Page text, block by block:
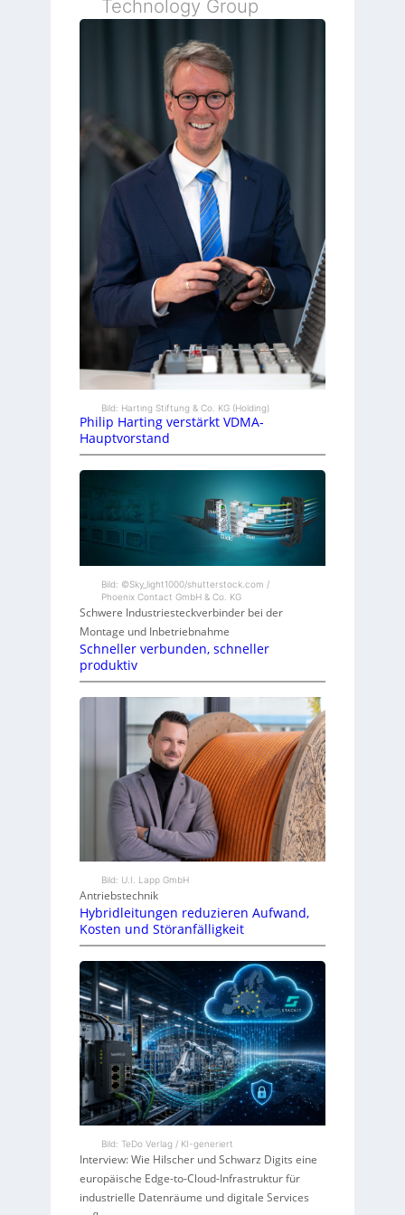
Technology Group
Bild: Harting Stiftung & Co. KG (Holding)
Philip Harting verstärkt VDMA-
Hauptvorstand
Bild: ©Sky_light1000/shutterstock.com /
Phoenix Contact GmbH & Co. KG
Schwere Industriesteckverbinder bei der
Montage und Inbetriebnahme
Schneller verbunden, schneller
produktiv
Bild: U.I. Lapp GmbH
Antriebstechnik
Hybridleitungen reduzieren Aufwand,
Kosten und Störanfälligkeit
Bild: TeDo Verlag / KI-generiert
Interview: Wie Hilscher und Schwarz Digits eine
europäische Edge-to-Cloud-Infrastruktur für
industrielle Datenräume und digitale Services